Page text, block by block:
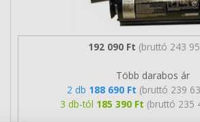
192 090 Ft (bruttó 243
Több darabos ár
2 db 188 690 Ft (bruttó 239
3 db-tól 185 390 Ft (bruttó 235